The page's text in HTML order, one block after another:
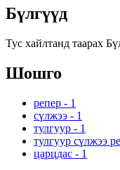
Бүлгүүд
Тус хайлтанд таарах
Шошго
репер - 1
сүлжээ - 1
тулгуур - 1
тулгуур сүлжээ
царцдас - 1